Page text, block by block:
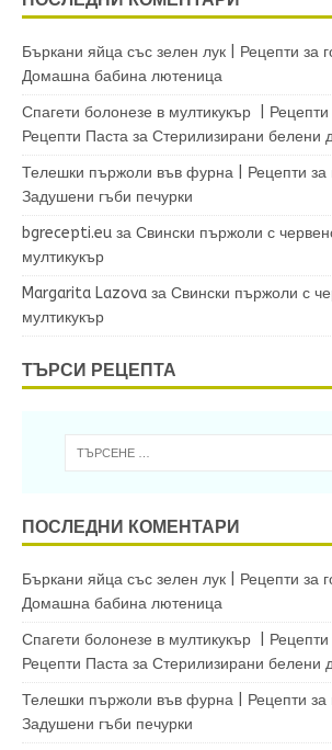
Бъркани яйца със зелен лук | Рецепти за
Домашна бабина лютеница
Спагети болонезе в мултикукър | Рецепти
Рецепти Паста за Стерилизирани белени
Телешки пържоли във фурна | Рецепти за
Задушени гъби печурки
bgrecepti.eu за Свински пържоли с
мултикукър
Margarita Lazova за Свински пържоли с
мултикукър
ТЪРСИ РЕЦЕПТА
ПОСЛЕДНИ КОМЕНТАРИ
Бъркани яйца със зелен лук | Рецепти за
Домашна бабина лютеница
Спагети болонезе в мултикукър | Рецепти
Рецепти Паста за Стерилизирани белени
Телешки пържоли във фурна | Рецепти за
Задушени гъби печурки